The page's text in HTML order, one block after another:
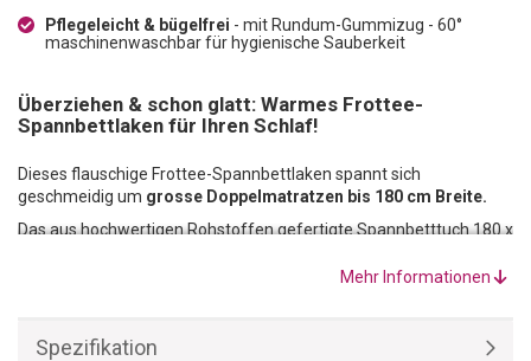
Pflegeleicht & bügelfrei - mit Rundum-Gummizug - 60°
maschinenwaschbar für hygienische Sauberkeit
Überziehen & schon glatt: Warmes Frottee-
Spannbettlaken für Ihren Schlaf!
Dieses flauschige Frottee-Spannbettlaken spannt sich
geschmeidig um grosse Doppelmatratzen bis 180 cm Breite.
Das aus hochwertigen Rohstoffen gefertigte Spannbetttuch 180 x
und ist daher besonders warm. Das
Mehr Informationen
Spezifikation